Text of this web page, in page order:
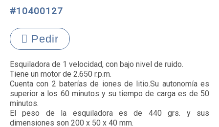
#10400127
Pedir
Esquiladora de 1 velocidad, con bajo nivel de ruido.
Tiene un motor de 2.650 r.p.m.
Cuenta con 2 baterías de iones de litio.Su autonomía es
superior a los 60 minutos y su tiempo de carga es de 50
minutos.
El peso de la esquiladora es de 440 grs. y sus
dimensiones son 200 x 50 x 40 mm.